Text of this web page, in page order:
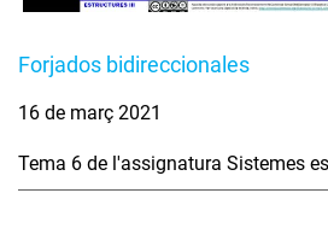
Forjados bidireccionales
16 de març 2021
Tema 6 de l'assignatura Sistemes